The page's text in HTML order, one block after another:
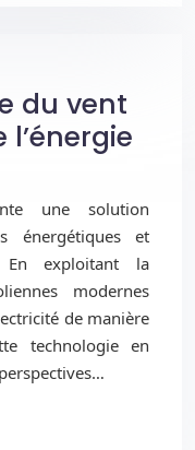
du vent
une solution
énergétiques et
En exploitant la
modernes
de manière
technologie en